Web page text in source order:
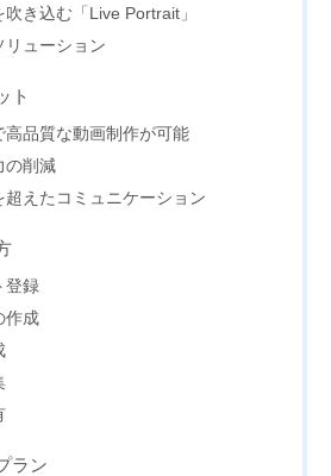
き込む「Live Portrait」
リューション
ト
高品質な動画制作が可能
の削減
超えたコミュニケーション
登録
作成
ラン